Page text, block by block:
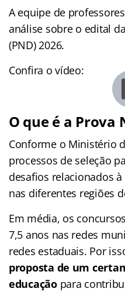
A equipe de
análise sobre o edital
(PND) 2026.
Confira o vídeo:
O que é a Prova
Conforme o Ministério
processos de seleção
desafios relacionados
nas diferentes regiões
Em média, os
7,5 anos nas redes
redes estaduais. Por
proposta de um
educação para